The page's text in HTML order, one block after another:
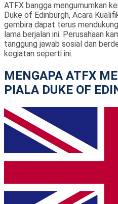
ATFX bangga mengumumkan
Duke of Edinburgh, Acara
gembira dapat terus
lama berjalan ini. Perusahaan
tanggung jawab sosial dan
kegiatan seperti ini.
MENGAPA ATFX
PIALA DUKE OF